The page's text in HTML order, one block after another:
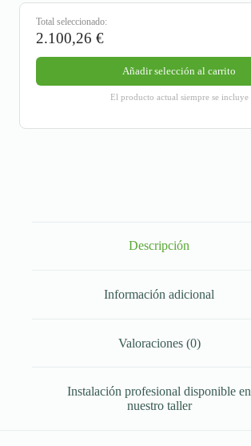
Total seleccionado:
2.100,26 €
Añadir selección al carrito
El producto actual siempre se incluye
Descripción
Información adicional
Valoraciones (0)
Instalación profesional disponible en
nuestro taller